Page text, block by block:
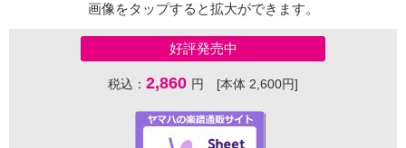
画像をタップすると拡大ができます。
好評発売中
税込： 2,860 円 [本体 2,600円]